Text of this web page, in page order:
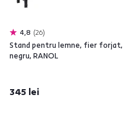
4,8 26
Stand pentru lemne, fier forjat,
negru, RANOL
345 lei